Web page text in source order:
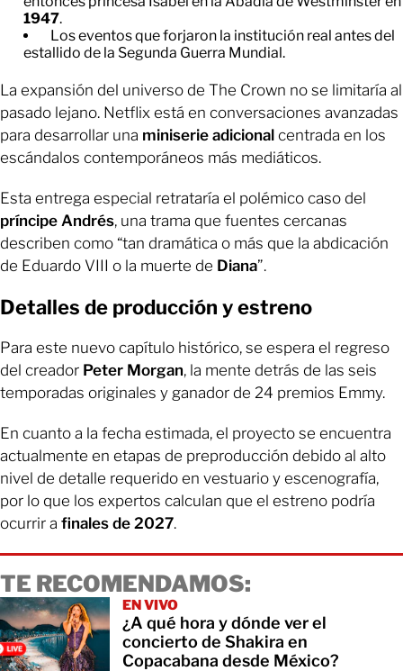
1947.
Los eventos que forjaron la institución real antes del
estallido de la Segunda Guerra Mundial.
La expansión del universo de The Crown no se limitaría al
pasado lejano. Netflix está en conversaciones avanzadas
para desarrollar una miniserie adicional centrada en los
escándalos contemporáneos más mediáticos.
Esta entrega especial retrataría el polémico caso del
príncipe Andrés, una trama que fuentes cercanas
describen como “tan dramática o más que la abdicación
de Eduardo VIII o la muerte de Diana”.
Detalles de producción y estreno
Para este nuevo capítulo histórico, se espera el regreso
del creador Peter Morgan, la mente detrás de las seis
temporadas originales y ganador de 24 premios Emmy.
En cuanto a la fecha estimada, el proyecto se encuentra
actualmente en etapas de preproducción debido al alto
nivel de detalle requerido en vestuario y escenografía,
por lo que los expertos calculan que el estreno podría
ocurrir a finales de 2027.
TE RECOMENDAMOS:
EN VIVO
¿A qué hora y dónde ver el
concierto de Shakira en
Copacabana desde México?